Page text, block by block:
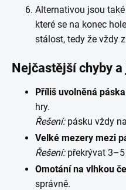
Alternativou jsou také
které se na konec
stálost, tedy že vždy
Nejčastější chyby
Příliš uvolněná páska
hry.
Řešení:pásku vždy
Velké mezery mezi
Řešení:překrývat 3–5
Omotání na vlhkou
správně.